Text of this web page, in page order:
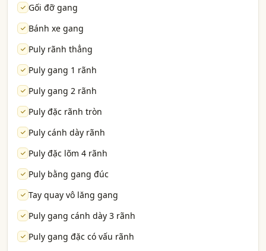
Gối đỡ gang
Bánh xe gang
Puly rãnh thẳng
Puly gang 1 rãnh
Puly gang 2 rãnh
Puly đặc rãnh tròn
Puly cánh dày rãnh
Puly đặc lõm 4 rãnh
Puly bằng gang đúc
Tay quay vô lăng gang
Puly gang cánh dày 3 rãnh
Puly gang đặc có vấu rãnh